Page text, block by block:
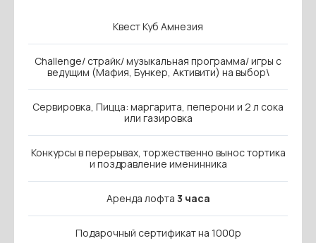
Квест Куб Амнезия
Challenge/ страйк/ музыкальная программа/ игры с
ведущим (Мафия, Бункер, Активити) на выбор\
Сервировка, Пицца: маргарита, пеперони и 2 л сока
или газировка
Конкурсы в перерывах, торжественно вынос тортика
и поздравление именинника
Аренда лофта 3 часа
Подарочный сертификат на 1000р